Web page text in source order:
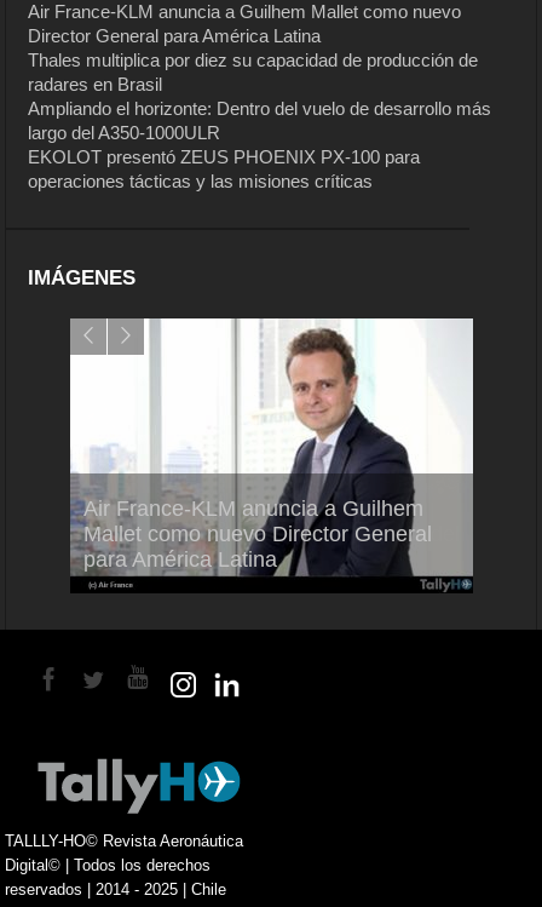
Air France-KLM anuncia a Guilhem Mallet como nuevo
Director General para América Latina
Thales multiplica por diez su capacidad de producción de
radares en Brasil
Ampliando el horizonte: Dentro del vuelo de desarrollo más
largo del A350-1000ULR
EKOLOT presentó ZEUS PHOENIX PX-100 para
operaciones tácticas y las misiones críticas
IMÁGENES
Air France-KLM anuncia a Guilhem
Mallet como nuevo Director General
para América Latina
TALLLY-HO© Revista Aeronáutica
Digital© | Todos los derechos
reservados | 2014 - 2025 | Chile